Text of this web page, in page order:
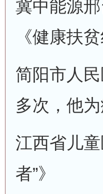
冀中能源
《健康扶
简阳市人
多次，他为
江西省儿童
者”》